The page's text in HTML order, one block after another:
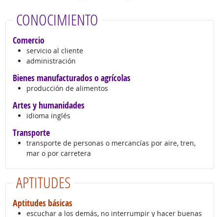
CONOCIMIENTO
Comercio
servicio al cliente
administración
Bienes manufacturados o agrícolas
producción de alimentos
Artes y humanidades
idioma inglés
Transporte
transporte de personas o mercancías por aire, tren,
mar o por carretera
APTITUDES
Aptitudes básicas
escuchar a los demás, no interrumpir y hacer buenas